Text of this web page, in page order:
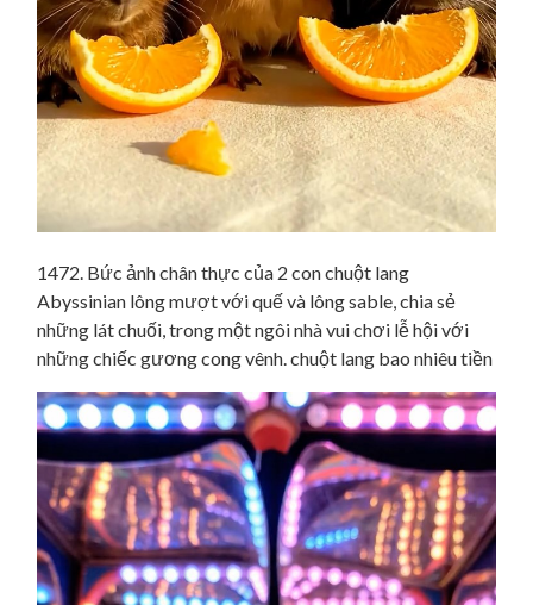
1472. Bức ảnh chân thực của 2 con chuột lang
Abyssinian lông mượt với quế và lông sable, chia sẻ
những lát chuối, trong một ngôi nhà vui chơi lễ hội với
những chiếc gương cong vênh. chuột lang bao nhiêu tiền